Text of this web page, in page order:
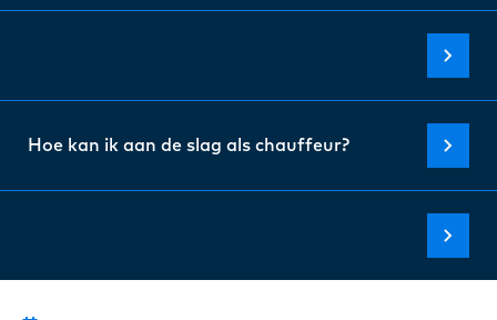
Hoe kan ik aan de slag als chauffeur?